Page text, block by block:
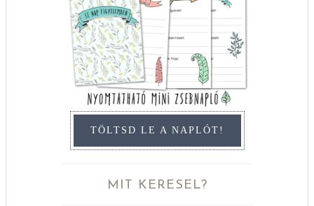
TÖLTSD LE A NAPLÓT!
MIT KERESEL?